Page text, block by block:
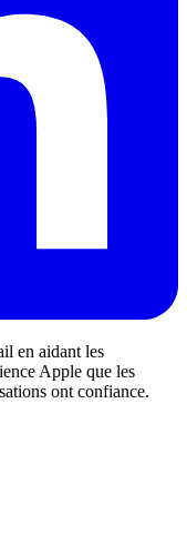
en aidant les
Apple que les
ont confiance.